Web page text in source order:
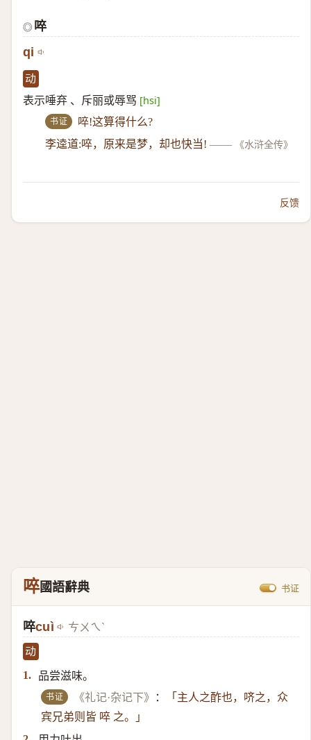
◎ 啐
qi
动
表示唾弃 、斥丽或辱骂 [hsi]
书证
啐!这算得什么?
李逵道:啐，原来是梦，却也快当! —— 《水浒全传》
反馈
啐國語辭典 书证
啐cuì ㄘㄨㄟˋ
动
1.
品尝滋味。
书证 《礼记·杂记下》 ：
「主人之酢也，哜之，众
宾兄弟则皆 啐 之。」